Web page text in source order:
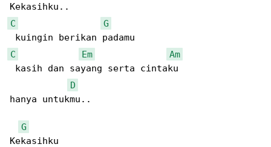
C
G
C
Em
Am
kasih dan sayang serta cintaku
D
hanya untukmu..
G